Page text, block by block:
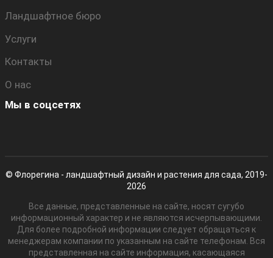
Ландшафтное бюро
Услуги
Контакты
О нас
Мы в соцсетях
© Флорегина - ландшафтный дизайн и растения для сада, 2019-
2026
Все данные, представленные на сайте, носят сугубо
информационный характер и не являются исчерпывающими.
Для более подробной информации следует обращаться к
менеджерам компании по указанным на сайте телефонам. Вся
представленная на сайте информация, касающаяся